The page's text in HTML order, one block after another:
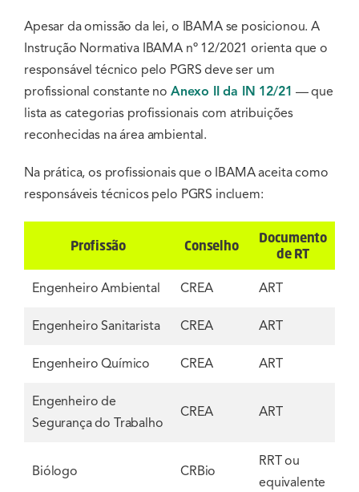
Apesar da omissão da lei, o IBAMA se posicionou. A
Instrução Normativa IBAMA nº 12/2021 orienta que o
responsável técnico pelo PGRS deve ser um
profissional constante no Anexo II da IN 12/21 — que
lista as categorias profissionais com atribuições
reconhecidas na área ambiental.
Na prática, os profissionais que o IBAMA aceita como
responsáveis técnicos pelo PGRS incluem:
Profissão Conselho
Documento
de RT
Engenheiro Ambiental CREA ART
Engenheiro Sanitarista CREA ART
Engenheiro Químico CREA ART
Engenheiro de
Segurança do Trabalho
CREA ART
Biólogo CRBio
RRT ou
equivalente